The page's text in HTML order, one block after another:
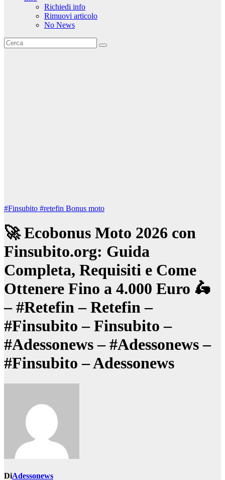
Richiedi info
Rimuovi articolo
No News
#Finsubito #retefin Bonus moto
🚀 Ecobonus Moto 2026 con
Finsubito.org: Guida
Completa, Requisiti e Come
Ottenere Fino a 4.000 Euro 🛵
– #Retefin – Retefin –
#Finsubito – Finsubito –
#Adessonews – #Adessonews –
#Finsubito – Adessonews
DiAdessonews